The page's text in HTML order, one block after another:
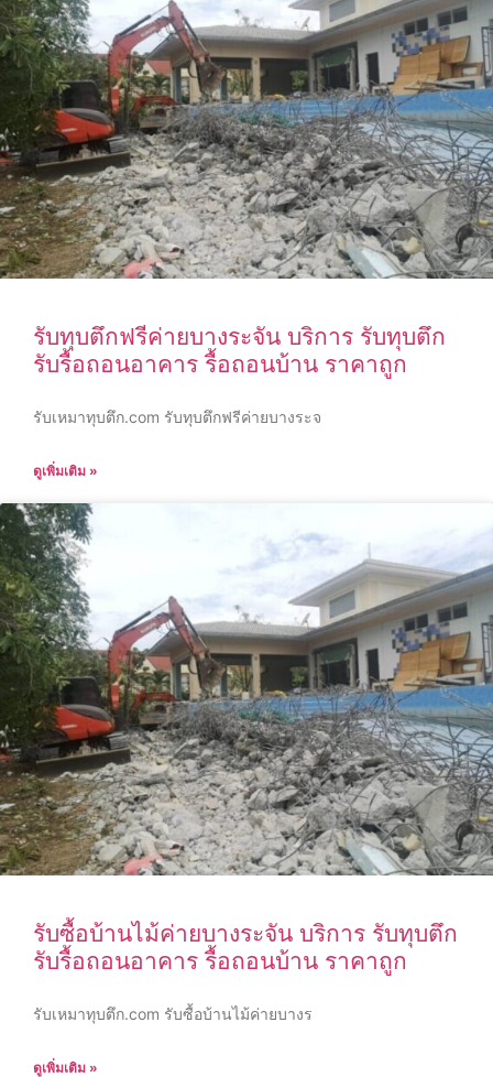
รับทุบตึกฟรีค่ายบางระจัน บริการ รับทุบตึก
รับรื้อถอนอาคาร รื้อถอนบ้าน ราคาถูก
รับเหมาทุบตึก.com รับทุบตึกฟรีค่ายบางระจ
ดูเพิ่มเติม »
รับซื้อบ้านไม้ค่ายบางระจัน บริการ รับทุบตึก
รับรื้อถอนอาคาร รื้อถอนบ้าน ราคาถูก
รับเหมาทุบตึก.com รับซื้อบ้านไม้ค่ายบางร
ดูเพิ่มเติม »